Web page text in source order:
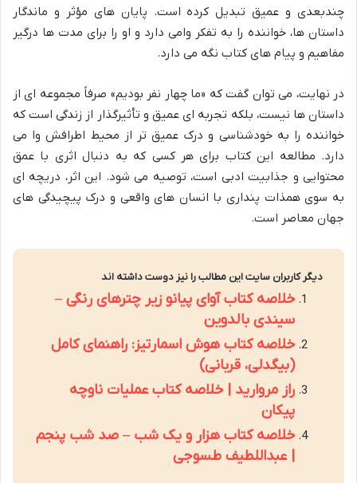
چندبعدی و عمیق تبدیل کرده است. پایان های مؤثر و ماندگار
داستان ها، خواننده را به تفکر وامی دارد و او را برای مدت ها درگیر
مفاهیم و پیام های کتاب نگه می دارد.
در نهایت، می توان گفت که «ما چهار نفر بودیم» صرفاً مجموعه ای از
داستان ها نیست، بلکه تجربه ای عمیق و تأثیرگذار از زندگی است که
خواننده را به خودشناسی و درک عمیق تر از محیط اطرافش وا می
دارد. مطالعه این کتاب برای هر کسی که به دنبال اثری با عمق
محتوایی و جذابیت ادبی است، توصیه می شود. این اثر، دریچه ای
به سوی همذات پنداری با انسان های واقعی و درک پیچیدگی های
جهان معاصر است.
دیگر کاربران سایت این مطالب را نیز دوست داشته اند
خلاصه کتاب آوای پیانو زیر چترهای رنگی –
سیندی بالدوین
خلاصه کتاب هوش اسمارتیز: راهنمای کامل
(بیگدلی، قربانی)
راز مروارید | خلاصه کتاب عملیات ناوچه
پیکان
خلاصه کتاب هزار و یک شب – صد شب پنجم
| عبداللطیف طسوجی